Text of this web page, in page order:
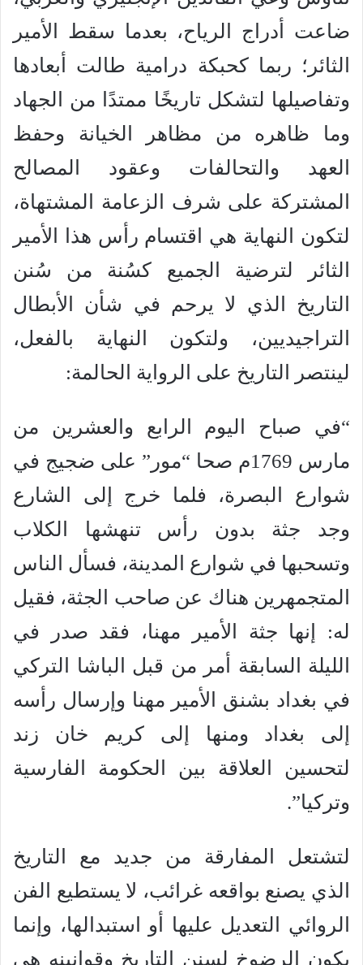
ضاعت أدراج الرياح، بعدما سقط الأمير
الثائر؛ ربما كحبكة درامية طالت أبعادها
وتفاصيلها لتشكل تاريخًا ممتدًا من الجهاد
وما ظاهره من مظاهر الخيانة وحفظ
العهد والتحالفات وعقود المصالح
المشتركة على شرف الزعامة المشتهاة،
لتكون النهاية هي اقتسام رأس هذا الأمير
الثائر لترضية الجميع كسُنة من سُنن
التاريخ الذي لا يرحم في شأن الأبطال
التراجيديين، ولتكون النهاية بالفعل،
لينتصر التاريخ على الرواية الحالمة:
“في صباح اليوم الرابع والعشرين من
مارس 1769م صحا “مور” على ضجيج في
شوارع البصرة، فلما خرج إلى الشارع
وجد جثة بدون رأس تنهشها الكلاب
وتسحبها في شوارع المدينة، فسأل الناس
المتجمهرين هناك عن صاحب الجثة، فقيل
له: إنها جثة الأمير مهنا، فقد صدر في
الليلة السابقة أمر من قبل الباشا التركي
في بغداد بشنق الأمير مهنا وإرسال رأسه
إلى بغداد ومنها إلى كريم خان زند
لتحسين العلاقة بين الحكومة الفارسية
وتركيا”.
لتشتعل المفارقة من جديد مع التاريخ
الذي يصنع بواقعه غرائب، لا يستطيع الفن
الروائي التعديل عليها أو استبدالها، وإنما
يكون الرضوخ لسنن التاريخ وقوانينه هي